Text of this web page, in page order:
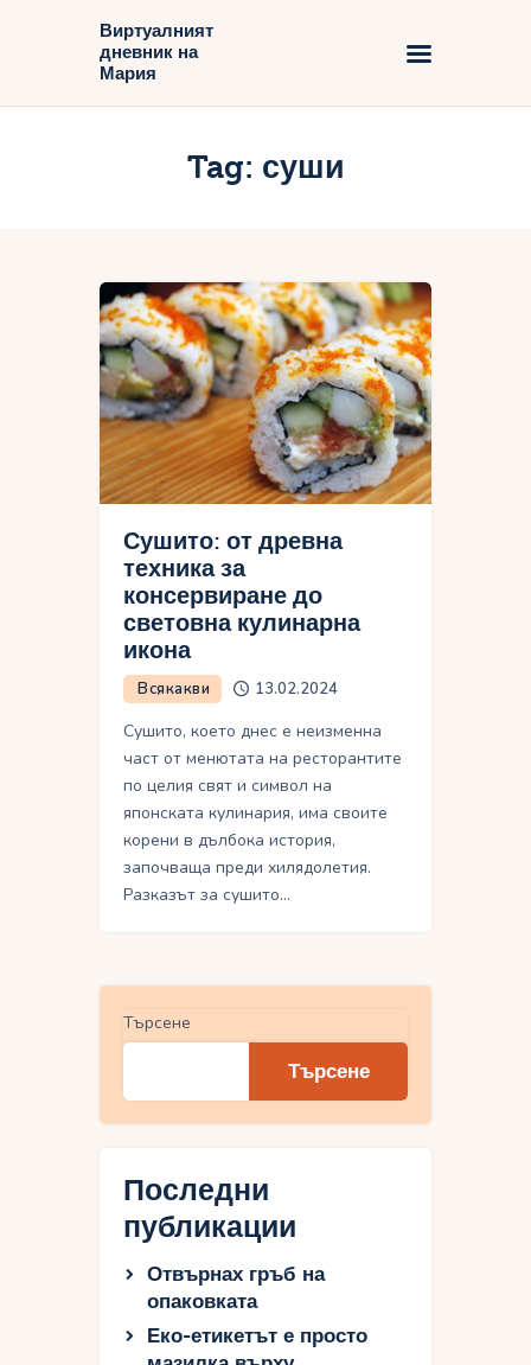
Виртуалният
дневник на
Мария
Tag: суши
Виртуалният дневник на Мария
Сушито: от древна
техника за
консервиране до
световна кулинарна
икона
Всякакви 13.02.2024
Сушито, което днес е неизменна
част от менютата на ресторантите
по целия свят и символ на
японската кулинария, има своите
корени в дълбока история,
започваща преди хилядолетия.
Разказът за сушито…
Търсене
Търсене
Последни
публикации
Отвърнах гръб на
опаковката
Еко-етикетът е просто